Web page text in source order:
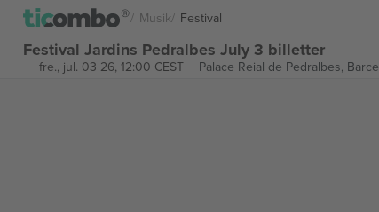
Musik Festival
Festival Jardins Pedralbes July 3 billetter
fre., jul. 03 26, 12:00 CEST Palace Reial de Pedralbes,